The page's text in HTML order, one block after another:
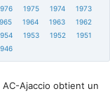
1975 1974
1973
1964 1963
1962
1953 1952
1951
Ajaccio obtient un